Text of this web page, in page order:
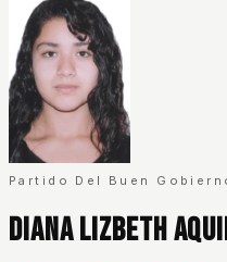
Partido Del Buen
Diana Lizbeth